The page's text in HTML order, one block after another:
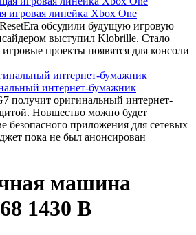
игровая линейка Xbox One
обсудили будущую игровую
выступил Klobrille. Стало
проекты появятся для консоли
интернет-бумажник
получит оригинальный интернет-
Новшество можно будет
безопасного приложения для сетевых
пока не был анонсирован
машина
1430 B